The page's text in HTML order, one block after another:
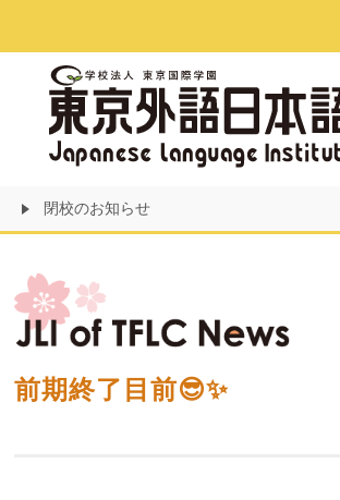
content
閉校のお知らせ
前期終了目前😎✨